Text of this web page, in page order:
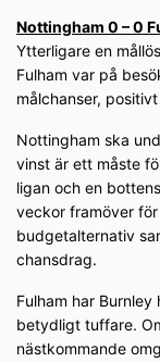
Nottingham 0 – 0
Ytterligare en
Fulham var på
målchanser,
Nottingham ska
vinst är ett måste
ligan och en
veckor framöver
budgetalternativ
chansdrag.
Fulham har
betydligt tuffare.
nästkommande